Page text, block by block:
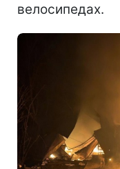
велосипедах.